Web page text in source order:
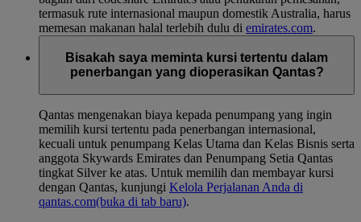
termasuk rute internasional maupun domestik Australia, harus
memesan makanan halal terlebih dulu di emirates.com.
Bisakah saya meminta kursi tertentu dalam
penerbangan yang dioperasikan Qantas?
Qantas mengenakan biaya kepada penumpang yang ingin
memilih kursi tertentu pada penerbangan internasional,
kecuali untuk penumpang Kelas Utama dan Kelas Bisnis serta
anggota Skywards Emirates dan Penumpang Setia Qantas
tingkat Silver ke atas. Untuk memilih dan membayar kursi
dengan Qantas, kunjungi Kelola Perjalanan Anda di
qantas.com(buka di tab baru).